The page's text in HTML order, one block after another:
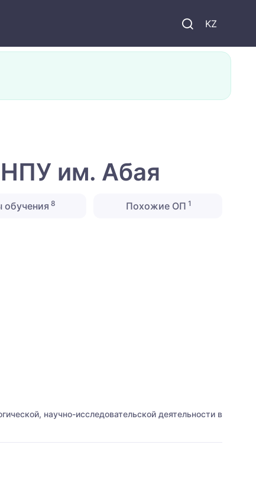
KZ
им. Абая
обучения 8 Похожие ОП 1
научно-исследовательской деятельности в